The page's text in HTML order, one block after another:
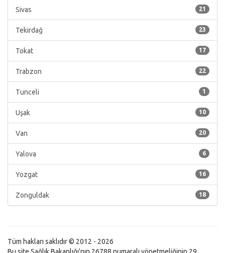
21
Sivas
23
Tekirdağ
17
Tokat
22
Trabzon
1
Tunceli
10
Uşak
20
Van
6
Yalova
16
Yozgat
18
Zonguldak
Tüm hakları saklıdır © 2012 - 2026